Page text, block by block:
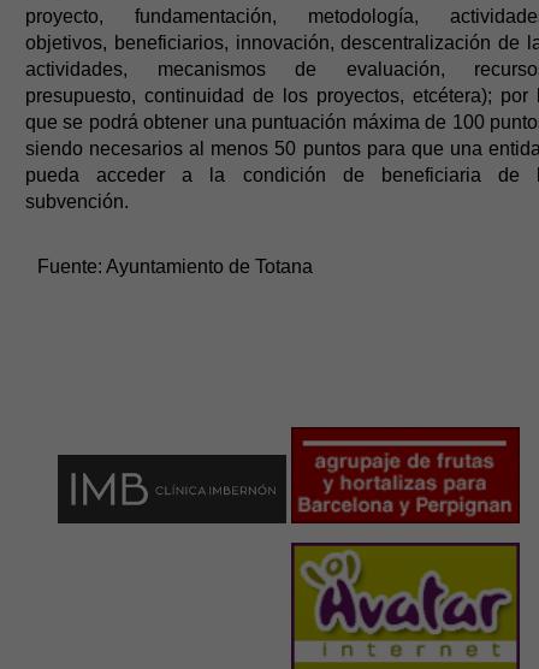
proyecto, fundamentación, metodología,
objetivos, beneficiarios, innovación, descentralización de
actividades, mecanismos de evaluación,
presupuesto, continuidad de los proyectos, etcétera); por
que se podrá obtener una puntuación máxima de 100
siendo necesarios al menos 50 puntos para que una
pueda acceder a la condición de beneficiaria de
subvención.
Fuente: Ayuntamiento de Totana